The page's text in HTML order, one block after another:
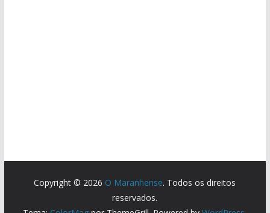
Copyright © 2026 O Maranhense. Todos os direitos
reservados.